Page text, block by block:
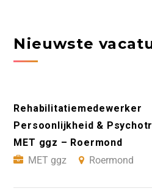
Nieuwste
Rehabilitatiemedewerker
Persoonlijkheid &
MET ggz – Roermond
MET ggz
Roermond